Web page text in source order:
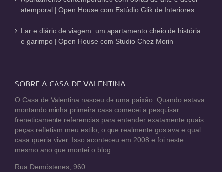
atemporal | Open House com Estúdio Glik de Interiores
Lar e diário de viagem: um apartamento cheio de história
e garimpo | Open House com Studio Chez Morin
SOBRE A CASA DE VALENTINA
O Casa de Valentina nasceu de uma paixão. Quando estava
montando minha primeira casa comecei a pesquisar
freneticamente referencias para entender exatamente quais
peças refletiam meu estilo, o que realmente gostava e qual
casa queria viver. Isso aconteceu em 2008 e foi neste
mesmo ano que montei o blog.
Rua Demóstenes, 960